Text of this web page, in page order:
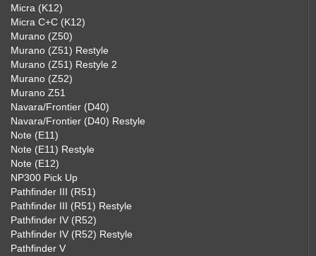
Micra (K12)
Micra C+C (K12)
Murano (Z50)
Murano (Z51) Restyle
Murano (Z51) Restyle 2
Murano (Z52)
Murano Z51
Navara/Frontier (D40)
Navara/Frontier (D40) Restyle
Note (E11)
Note (E11) Restyle
Note (E12)
NP300 Pick Up
Pathfinder III (R51)
Pathfinder III (R51) Restyle
Pathfinder IV (R52)
Pathfinder IV (R52) Restyle
Pathfinder V